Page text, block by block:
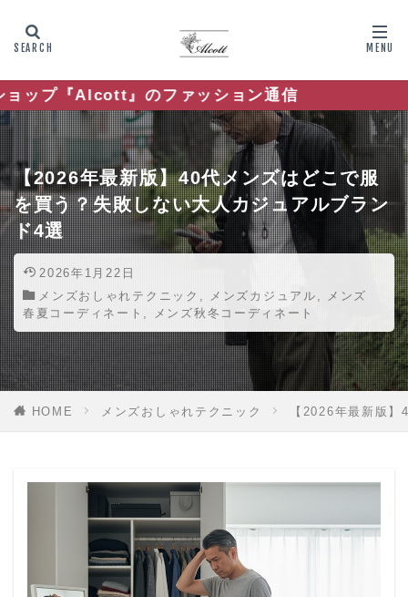
ン通信
【2026年最新版】40代メンズはどこで服
を買う？失敗しない大人カジュアルブラン
ド4選
2026年1月22日
メンズおしゃれテクニック , メンズカジュアル ,
メンズ
春夏コーディネート , メンズ秋冬コーディネート
HOME メンズおしゃれテクニック 【2026年最新版